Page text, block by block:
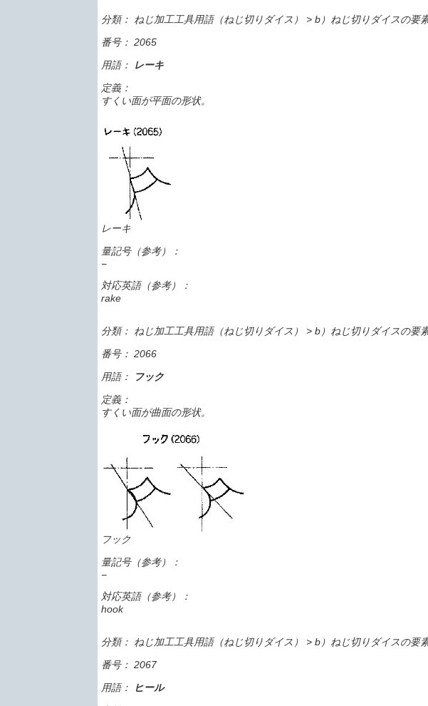
分類： ねじ加工工具用語（ねじ切りダイス） > b）ねじ切りダイスの要
番号： 2065
用語：
レーキ
定義：
すくい面が平面の形状。
レーキ
量記号（参考）：
−
対応英語（参考）：
rake
分類： ねじ加工工具用語（ねじ切りダイス） > b）ねじ切りダイスの要
番号： 2066
用語：
フック
定義：
すくい面が曲面の形状。
フック
量記号（参考）：
−
対応英語（参考）：
hook
分類： ねじ加工工具用語（ねじ切りダイス） > b）ねじ切りダイスの要
番号： 2067
用語：
ヒール